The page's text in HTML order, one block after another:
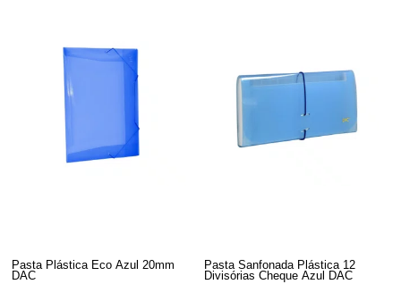
Pasta Plástica Eco Azul 20mm
DAC
Pasta Sanfonada Plástica 12
Divisórias Cheque Azul DAC